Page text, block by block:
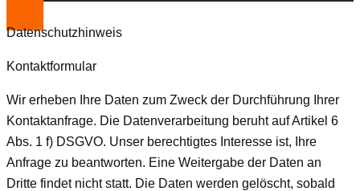
Datenschutzhinweis
Kontaktformular
Wir erheben Ihre Daten zum Zweck der Durchführung Ihrer
Kontaktanfrage. Die Datenverarbeitung beruht auf Artikel 6
Abs. 1 f) DSGVO. Unser berechtigtes Interesse ist, Ihre
Anfrage zu beantworten. Eine Weitergabe der Daten an
Dritte findet nicht statt. Die Daten werden gelöscht, sobald